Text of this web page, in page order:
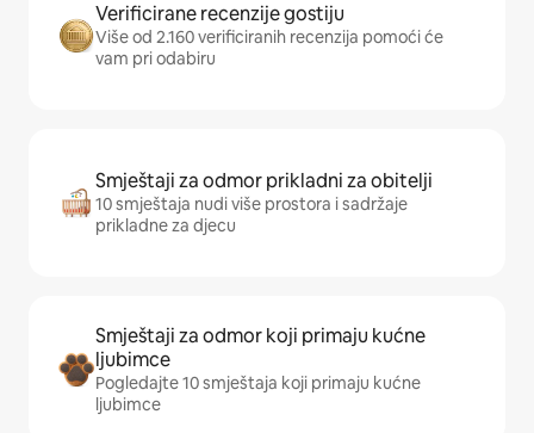
Verificirane recenzije gostiju
Više od 2.160 verificiranih recenzija pomoći će
vam pri odabiru
Smještaji za odmor prikladni za obitelji
10 smještaja nudi više prostora i sadržaje
prikladne za djecu
Smještaji za odmor koji primaju kućne
ljubimce
Pogledajte 10 smještaja koji primaju kućne
ljubimce